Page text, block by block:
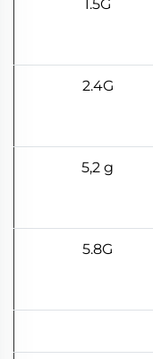
1.5G
2.4G
5,2 g
5.8G